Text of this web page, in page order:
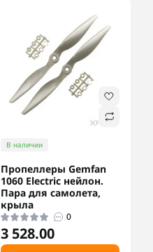
В наличии
Пропеллеры Gemfan
1060 Electric нейлон.
Пара для самолета,
крыла
0
3 528.00